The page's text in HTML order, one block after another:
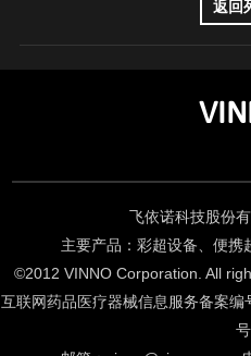
返回
飞依诺科技股份
主要产品：彩超设备、便携
©2012 VINNO Corporation. All
互联网药品医疗器械信息服务备案
号